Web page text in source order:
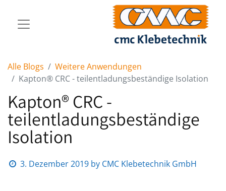
Alle Blogs
Weitere Anwendungen
Kapton® CRC - teilentladungsbeständige Isolation
Kapton® CRC -
teilentladungsbeständige
Isolation
3. Dezember 2019 by CMC Klebetechnik GmbH